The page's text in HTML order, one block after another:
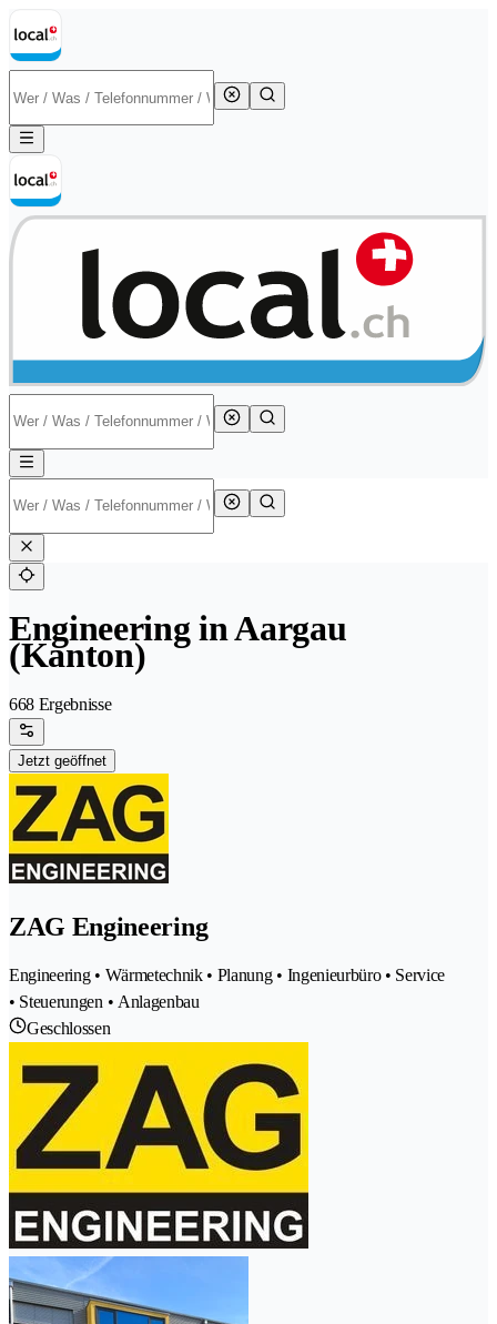
Engineering in Aargau
(Kanton)
668 Ergebnisse
Jetzt geöffnet
ZAG Engineering
Engineering • Wärmetechnik • Planung • Ingenieurbüro • Service
• Steuerungen • Anlagenbau
Geschlossen